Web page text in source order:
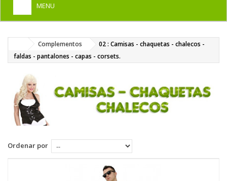
MENU
DISFRACES PARA ADULTOS
+
COMPLEMENTOS
MAQUILLAJE FIESTA
PARTY, BROMAS
Complementos
02 : Camisas - chaquetas - chalecos -
faldas - pantalones - capas - corsets.
Ordenar por